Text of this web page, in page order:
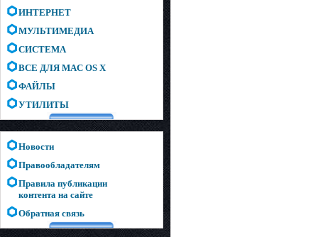
ИНТЕРНЕТ
МУЛЬТИМЕДИА
СИСТЕМА
ВСЕ ДЛЯ MAC OS X
ФАЙЛЫ
УТИЛИТЫ
Новости
Правообладателям
Правила публикации
контента на сайте
Обратная связь